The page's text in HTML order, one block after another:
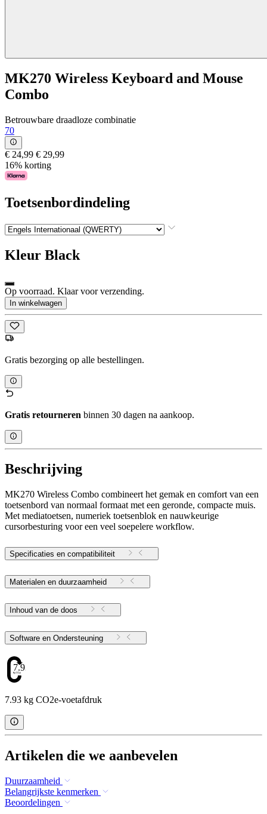
MK270 Wireless Keyboard and Mouse
Combo
Betrouwbare draadloze combinatie
70
€ 24,99 € 29,99
16% korting
Toetsenbordindeling
Kleur Black
Op voorraad. Klaar voor verzending.
In winkelwagen
Gratis bezorging op alle bestellingen.
Gratis retourneren binnen 30 dagen na aankoop.
Beschrijving
MK270 Wireless Combo combineert het gemak en comfort van een
toetsenbord van normaal formaat met een geronde, compacte muis.
Met mediatoetsen, numeriek toetsenblok en nauwkeurige
cursorbesturing voor een veel soepelere workflow.
Specificaties en compatibiliteit
Materialen en duurzaamheid
Inhoud van de doos
Software en Ondersteuning
7.93
7.93 kg CO2e-voetafdruk
Artikelen die we aanbevelen
Duurzaamheid
Belangrijkste kenmerken
Beoordelingen